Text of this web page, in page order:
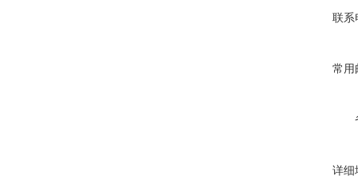
联系
常用
详细